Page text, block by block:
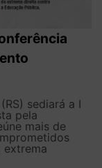
sediará a I
pela
mais de
extrema